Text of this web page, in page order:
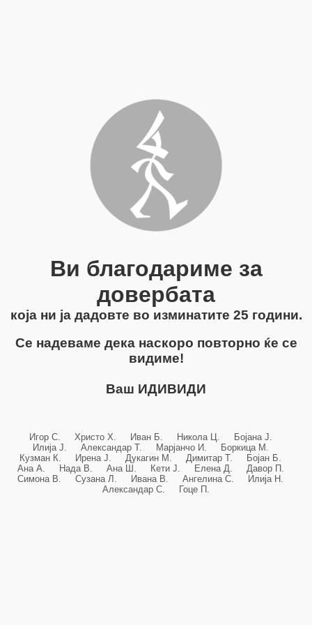
Ви благодариме за
довербата
која ни ја дадовте во изминатите 25 години.
Се надеваме дека наскоро повторно ќе се
видиме!
Ваш ИДИВИДИ
Игор С. Христо Х. Иван Б. Никола Ц. Бојана Ј.
Илија Ј. Александар Т. Марјанчо И. Боркица М.
Кузман К. Ирена Ј. Дукагин М. Димитар Т. Бојан Б.
Ана А. Нада В. Ана Ш. Кети Ј. Елена Д. Давор П.
Симона В. Сузана Л. Ивана В. Ангелина С. Илија Н.
Александар С. Гоце П.